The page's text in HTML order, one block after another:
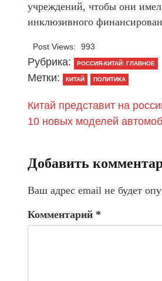
учреждений, чтобы они
инклюзивного
Post Views: 993
Рубрика: РОССИЯ-КИТАЙ: ГЛАВНОЕ
Метки: КИТАЙ ПОЛИТИКА
Китай представит на
10 новых моделей
Добавить
Ваш адрес email не будет
Комментарий *